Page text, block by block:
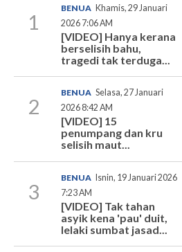
1
BENUA Khamis, 29 Januari
2026 7:06 AM
[VIDEO] Hanya kerana
berselisih bahu,
tragedi tak terduga...
2
BENUA Selasa, 27 Januari
2026 8:42 AM
[VIDEO] 15
penumpang dan kru
selisih maut...
3
BENUA
Isnin, 19 Januari 2026
7:23 AM
[VIDEO] Tak tahan
asyik kena 'pau' duit,
lelaki sumbat jasad...